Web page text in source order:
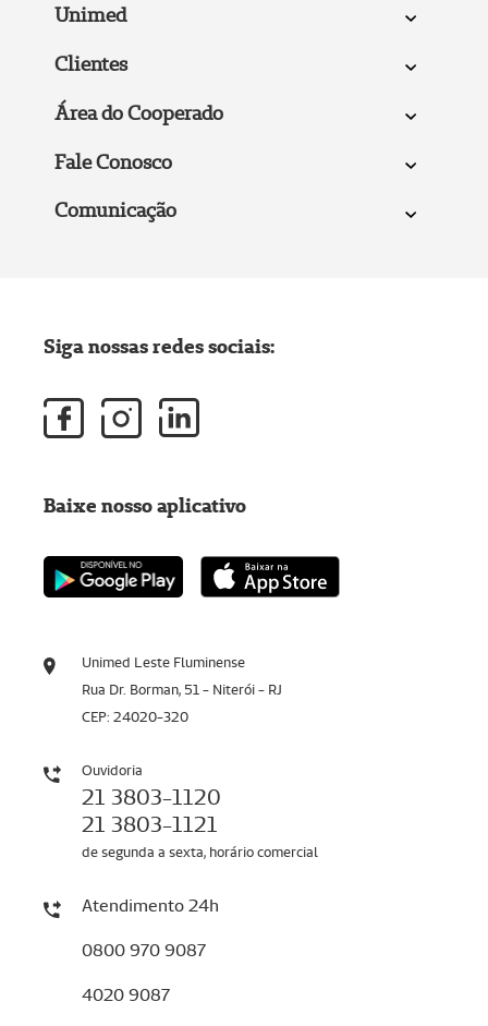
Unimed
Clientes
Área do Cooperado
Fale Conosco
Comunicação
Unimed Leste Fluminense
Rua Dr. Borman, 51 - Niterói - RJ
CEP: 24020-320
Ouvidoria
21 3803-1120
21 3803-1121
de segunda a sexta, horário comercial
Atendimento 24h
0800 970 9087
4020 9087
Siga nossas redes sociais:
Baixe nosso aplicativo